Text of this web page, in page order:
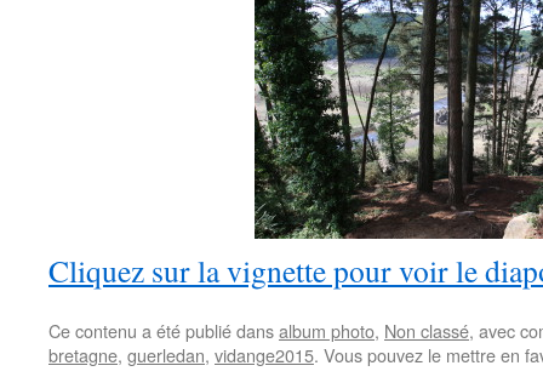
Cliquez sur la vignette pour voir le
Ce contenu a été publié dansalbum photo, Non classé, avec
bretagne, guerledan, vidange2015. Vous pouvez le mettre en